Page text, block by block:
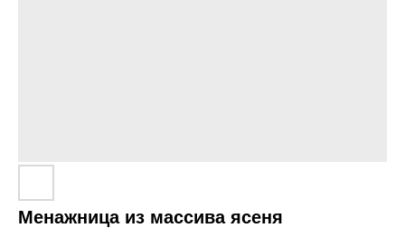
Менажница из массива ясеня